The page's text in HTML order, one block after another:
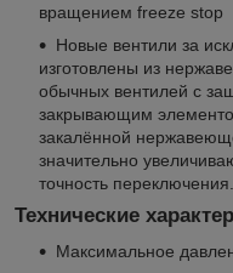
вращением freeze stop
Новые вентили за
изготовлены из
обычных вентилей с
закрывающим
закалённой
значительно
точность переключения.
Технические
Максимальное